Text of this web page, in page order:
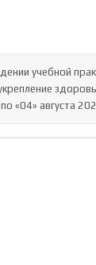
учебной
«04» августа